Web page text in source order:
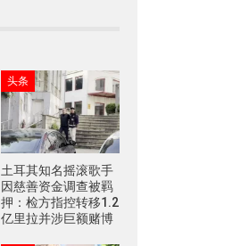
头条
土耳其知名摇滚歌手
因慈善资金调查被羁
押：检方指控转移1.2
亿里拉并涉巨额赌博